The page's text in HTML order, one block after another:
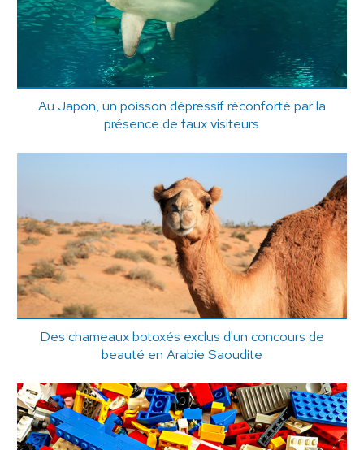
Au Japon, un poisson dépressif réconforté par la
présence de faux visiteurs
Des chameaux botoxés exclus d'un concours de
beauté en Arabie Saoudite